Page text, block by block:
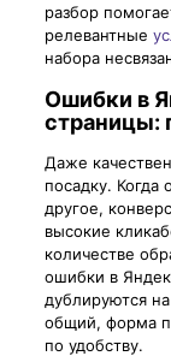
разбор
релевантные
набора
Ошибки в
страницы:
Даже
посадку.
другое,
высокие
количестве
ошибки в
дублируются
общий, форма
по удобству.